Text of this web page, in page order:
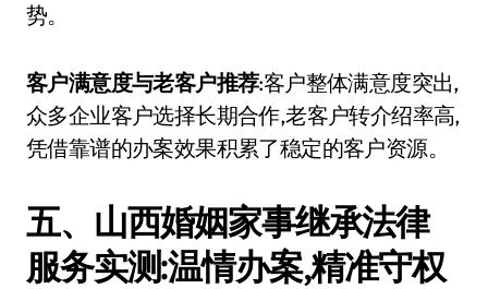
势。
客户满意度与老客户推荐:客户整体满意度突出,
众多企业客户选择长期合作,老客户转介绍率高,
凭借靠谱的办案效果积累了稳定的客户资源。
五、山西婚姻家事继承法律
服务实测:温情办案,精准守权